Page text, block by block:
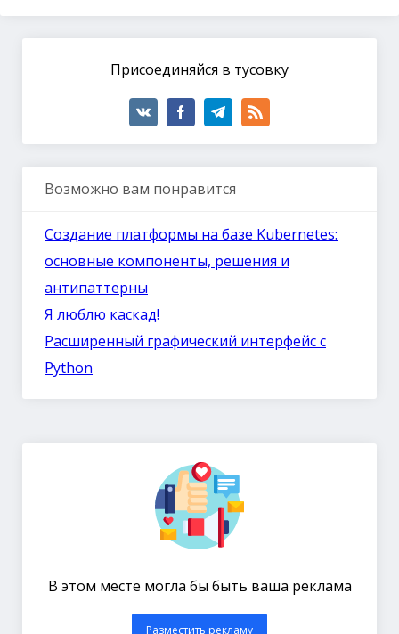
Присоединяйся в тусовку
Возможно вам понравится
Создание платформы на базе Kubernetes:
основные компоненты, решения и
антипаттерны
Я люблю каскад!
Расширенный графический интерфейс с
Python
В этом месте могла бы быть ваша реклама
Разместить рекламу